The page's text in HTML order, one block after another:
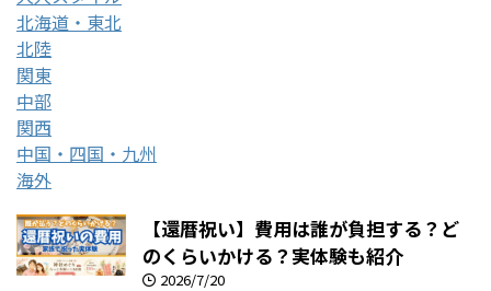
北海道・東北
北陸
関東
中部
関西
中国・四国・九州
海外
【還暦祝い】費用は誰が負担する？ど
のくらいかける？実体験も紹介
2026/7/20